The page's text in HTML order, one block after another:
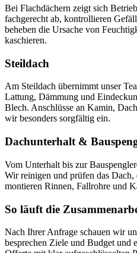
Bei Flachdächern zeigt sich
fachgerecht ab, kontrollieren
beheben die Ursache von
kaschieren.
Steildach
Am Steildach übernimmt unser
Lattung, Dämmung und
Blech. Anschlüsse an Kamin,
wir besonders sorgfältig ein.
Dachunterhalt &
Vom Unterhalt bis zur
Wir reinigen und prüfen das Dach,
montieren Rinnen, Fallrohre und
So läuft die
Nach Ihrer Anfrage schauen wir
besprechen Ziele und Budget und